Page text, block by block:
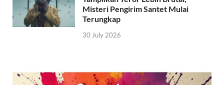
Misteri Pengirim Santet Mulai
Terungkap
30 July 2026